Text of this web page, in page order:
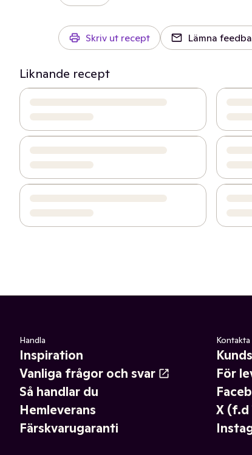
Skriv ut recept Lämna
Liknande recept
Handla
Inspiration
Vanliga frågor och svar
Så handlar du
Hemleverans
Färskvarugaranti
För
X